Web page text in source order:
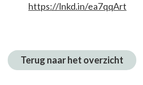
https://lnkd.in/ea7qqArt
Terug naar het overzicht